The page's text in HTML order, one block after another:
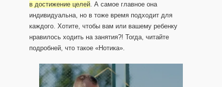
в достижение целей. А самое главное она
индивидуальна, но в тоже время подходит для
каждого. Хотите, чтобы вам или вашему ребенку
нравилось ходить на занятия?! Тогда, читайте
подробней, что такое «Нотика».